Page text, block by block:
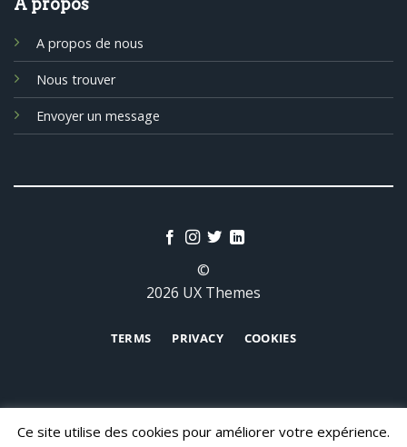
A propos
A propos de nous
Nous trouver
Envoyer un message
©
2026 UX Themes
TERMS PRIVACY COOKIES
Ce site utilise des cookies pour améliorer votre expérience.